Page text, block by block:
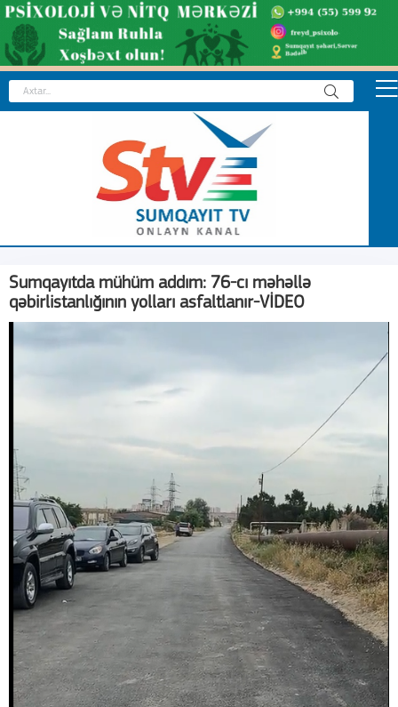
Sumqayıtda mühüm addım: 76-cı məhəllə
qəbirlistanlığının yolları asfaltlanır-VİDEO